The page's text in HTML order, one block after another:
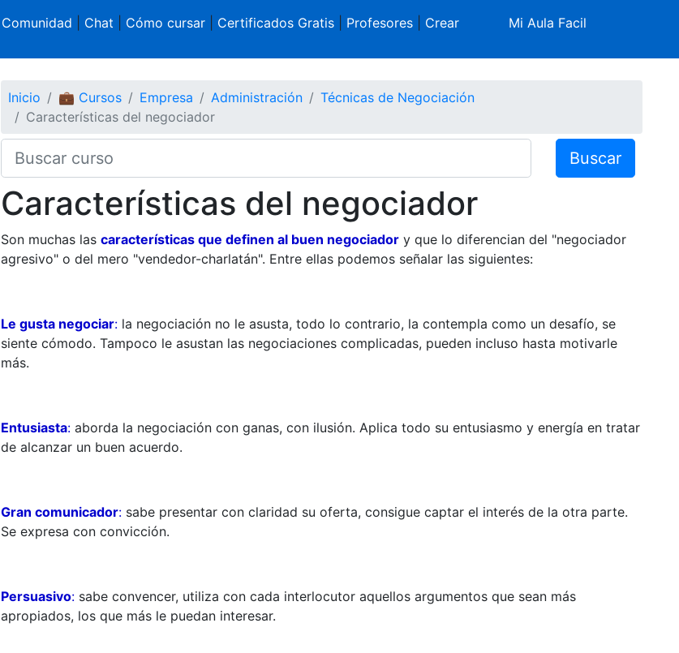
Comunidad Chat Cómo cursar| Certificados Gratis| Profesores| Crear
Mi Aula Facil
Inicio 💼 Cursos Empresa Administración
Técnicas de Negociación
Características del negociador
Buscar
Características del negociador
Son muchas las características que definen al buen negociadory que lo diferencian del "negociador
agresivo" o del mero "vendedor-charlatán". Entre ellas podemos señalar las siguientes:
Le gusta negociar:la negociación no le asusta, todo lo contrario, la contempla como un desafío, se
siente cómodo. Tampoco le asustan las negociaciones complicadas, pueden incluso hasta motivarle
más.
Entusiasta:aborda la negociación con ganas, con ilusión. Aplica todo su entusiasmo y energía en tratar
de alcanzar un buen acuerdo.
Gran comunicador:sabe presentar con claridad su oferta, consigue captar el interés de la otra parte.
Se expresa con convicción.
Persuasivo:sabe convencer, utiliza con cada interlocutor aquellos argumentos que sean más
apropiados, los que más le puedan interesar.